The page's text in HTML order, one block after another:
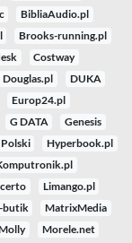
BibliaAudio.pl
Brooks-running.pl
Costway
Douglas.pl
DUKA
Europ24.pl
G DATA
Genesis
Hyperbook.pl
Limango.pl
butik
MatrixMedia
Morele.net